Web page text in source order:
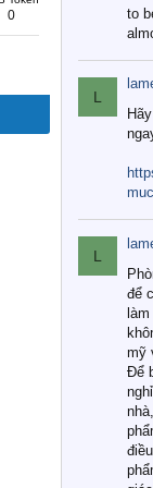
0
to
L
L
để
mỹ
Để